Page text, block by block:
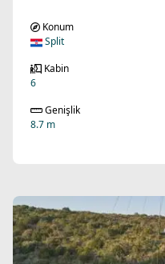
Konum
Split
Kabin
6
Genişlik
8.7 m